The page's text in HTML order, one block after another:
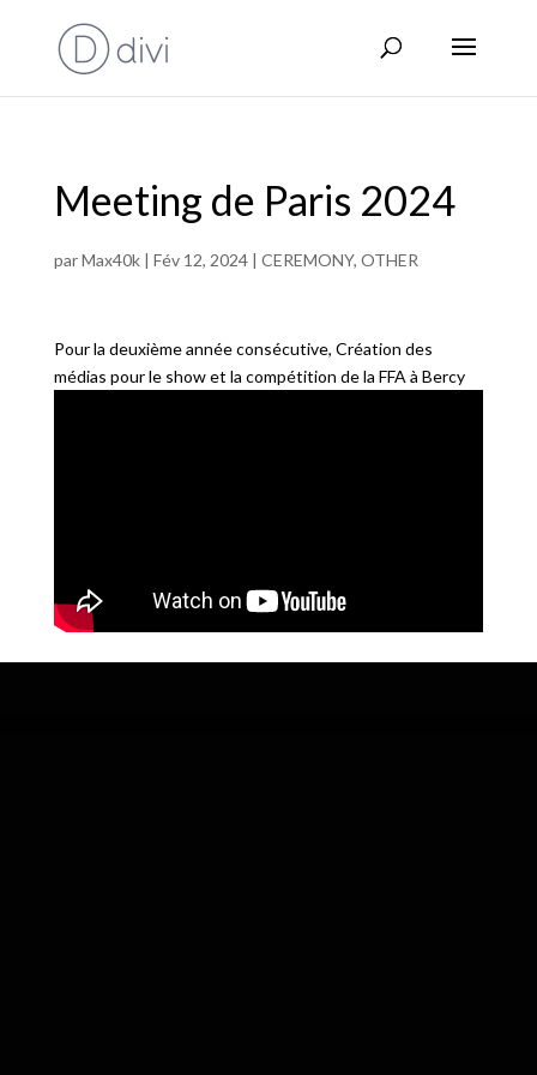
Meeting de Paris 2024
parMax40k| Fév 12, 2024| CEREMONY, OTHER
Pour la deuxième année consécutive, Création des
médias pour le show et la compétition de la FFA à Bercy